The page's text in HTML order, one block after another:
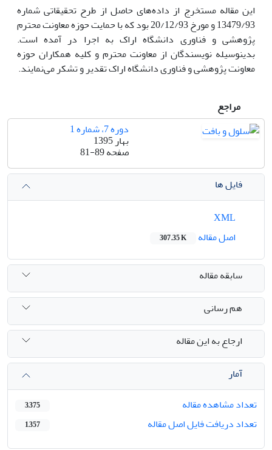
این مقاله مستخرج از داده‌های حاصل از طرح تحقیقاتی شماره
13479/93 و مورخ 20/12/93 بود که با حمایت حوزه معاونت محترم
پژوهشی و فناوری دانشگاه اراک به اجرا در آمده است.
بدین‏وسیله نویسندگان از معاونت محترم و کلیه همکاران حوزه
معاونت پژوهشی و فناوری دانشگاه اراک تقدیر و تشکر می‌نمایند.
مراجع
دوره 7، شماره 1
بهار 1395
صفحه81-89
فایل ها
اصل مقاله
307.35 K
سابقه مقاله
هم رسانی
ارجاع به این مقاله
آمار
تعداد مشاهده مقاله
3,375
تعداد دریافت فایل اصل مقاله 1,357